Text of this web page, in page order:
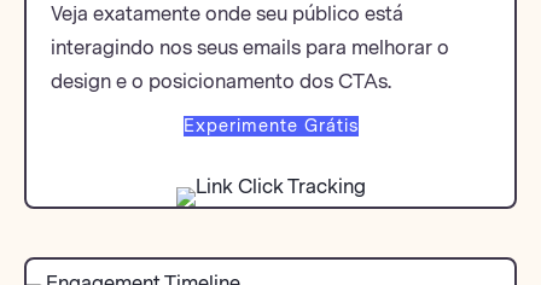
Veja exatamente onde seu público está
interagindo nos seus emails para melhorar o
design e o posicionamento dos CTAs.
Experimente Grátis